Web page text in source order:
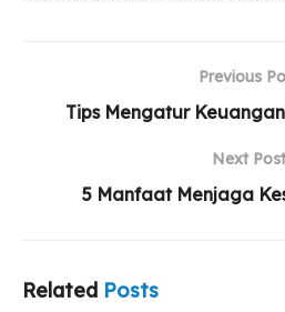
Previous
Tips Mengatur
Next Post
5 Manfaat Menjaga
Related Posts